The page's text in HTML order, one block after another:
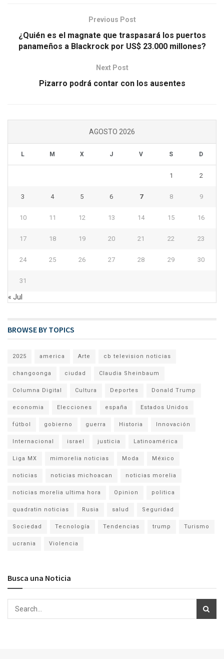
Previous Post
¿Quién es el magnate que traspasará los puertos
panameños a Blackrock por US$ 23.000 millones?
Next Post
Pizarro podrá contar con los ausentes
AGOSTO 2026
L M X J V S D
1 2
3 4 5 6 7 8 9
10 11 12 13 14 15 16
17 18 19 20 21 22 23
24 25 26 27 28 29 30
31
« Jul
BROWSE BY TOPICS
2025 america Arte cb television noticias
changoonga ciudad Claudia Sheinbaum
Columna Digital Cultura Deportes Donald Trump
economia Elecciones españa Estados Unidos
fútbol gobierno guerra Historia Innovación
Internacional israel justicia Latinoamérica
Liga MX mimorelia noticias Moda México
noticias noticias michoacan noticias morelia
noticias morelia ultima hora Opinion politica
quadratin noticias Rusia salud Seguridad
Sociedad Tecnología Tendencias trump Turismo
ucrania Violencia
Busca una Noticia